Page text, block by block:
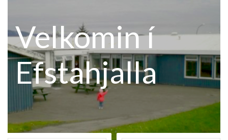
Velkomin í
Efstahjalla